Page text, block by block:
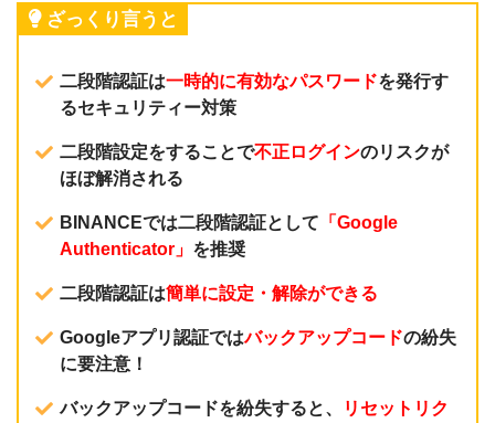
ざっくり言うと
二段階認証は一時的に有効なパスワードを発行す
るセキュリティー対策
二段階設定をすることで不正ログインのリスクが
ほぼ解消される
BINANCEでは二段階認証として 「Google
Authenticator」 を推奨
二段階認証は簡単に設定・解除ができる
Googleアプリ認証ではバックアップコードの紛失
に要注意！
バックアップコードを紛失すると、
リセットリク